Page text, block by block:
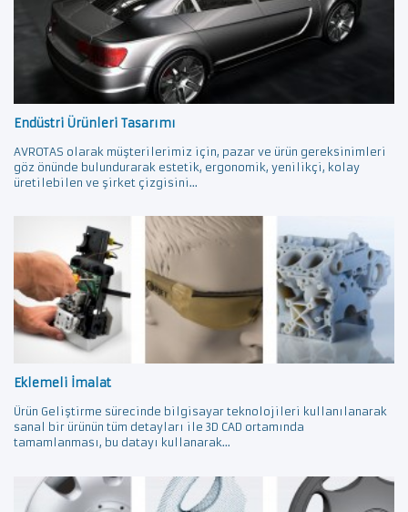
Endüstri Ürünleri Tasarımı
AVROTAS olarak müşterilerimiz için, pazar ve ürün gereksinimleri
göz önünde bulundurarak estetik, ergonomik, yenilikçi, kolay
üretilebilen ve şirket çizgisini...
Eklemeli İmalat
Ürün Geliştirme sürecinde bilgisayar teknolojileri kullanılanarak
sanal bir ürünün tüm detayları ile 3D CAD ortamında
tamamlanması, bu datayı kullanarak...